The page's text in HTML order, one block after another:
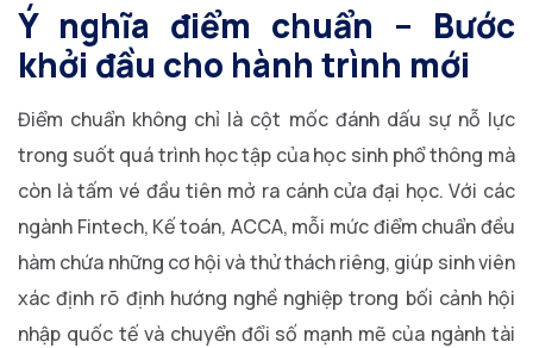
Ý nghĩa điểm chuẩn – Bước
khởi đầu cho hành trình mới
Điểm chuẩn không chỉ là cột mốc đánh dấu sự nỗ lực
trong suốt quá trình học tập của học sinh phổ thông mà
còn là tấm vé đầu tiên mở ra cánh cửa đại học. Với các
ngành Fintech, Kế toán, ACCA, mỗi mức điểm chuẩn đều
hàm chứa những cơ hội và thử thách riêng, giúp sinh viên
xác định rõ định hướng nghề nghiệp trong bối cảnh hội
nhập quốc tế và chuyển đổi số mạnh mẽ của ngành tài